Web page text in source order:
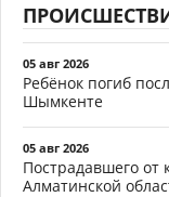
05 авг 2026
Ребёнок погиб
Шымкенте
05 авг 2026
Пострадавшего от
Алматинской